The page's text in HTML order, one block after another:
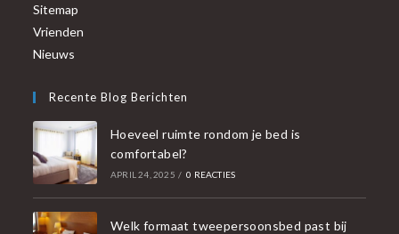
Sitemap
Vrienden
Nieuws
Recente Blog Berichten
Hoeveel ruimte rondom je bed is
comfortabel?
APRIL 24, 2025 / 0 REACTIES
Welk formaat tweepersoonsbed past bij